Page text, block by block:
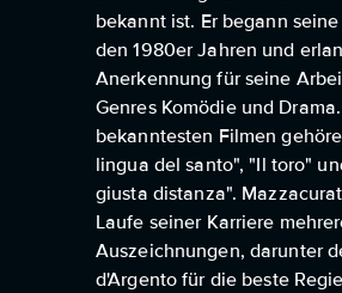
bekannt ist. Er begann
den 1980er Jahren und
Anerkennung für seine
Genres Komödie und
bekanntesten Filmen
lingua del santo", "Il toro"
giusta distanza".
Laufe seiner Karriere
Auszeichnungen, darunter
d'Argento für die beste